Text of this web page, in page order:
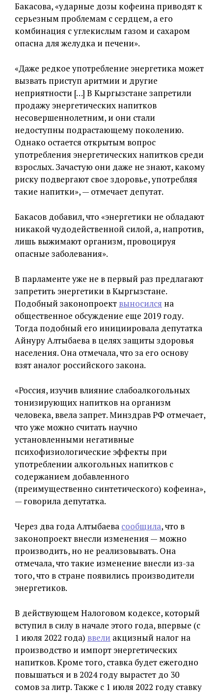
Бакасова, «ударные дозы кофеина приводят к
серьезным проблемам с сердцем, а его
комбинация с углекислым газом и сахаром
опасна для желудка и печени».
«Даже редкое употребление энергетика может
вызвать приступ аритмии и другие
неприятности […] В Кыргызстане запретили
продажу энергетических напитков
несовершеннолетним, и они стали
недоступны подрастающему поколению.
Однако остается открытым вопрос
употребления энергетических напитков среди
взрослых. Зачастую они даже не знают, какому
риску подвергают свое здоровье, употребляя
такие напитки», — отмечает депутат.
Бакасов добавил, что «энергетики не обладают
никакой чудодейственной силой, а, напротив,
лишь выжимают организм, провоцируя
опасные заболевания».
В парламенте уже не в первый раз предлагают
запретить энергетики в Кыргызстане.
Подобный законопроект выносился на
общественное обсуждение еще 2019 году.
Тогда подобный его инициировала депутатка
Айнуру Алтыбаева в целях защиты здоровья
населения. Она отмечала, что за его основу
взят аналог российского закона.
«Россия, изучив влияние слабоалкогольных
тонизирующих напитков на организм
человека, ввела запрет. Минздрав РФ отмечает,
что уже можно считать научно
установленными негативные
психофизиологические эффекты при
употреблении алкогольных напитков с
содержанием добавленного
(преимущественно синтетического) кофеина»,
— говорила депутатка.
Через два года Алтыбаева сообщила, что в
законопроект внесли изменения — можно
производить, но не реализовывать. Она
отмечала, что такие изменение внесли из-за
того, что в стране появились производители
энергетиков.
В действующем Налоговом кодексе, который
вступил в силу в начале этого года, впервые (с
1 июля 2022 года) ввели акцизный налог на
производство и импорт энергетических
напитков. Кроме того, ставка будет ежегодно
повышаться и в 2024 году вырастет до 30
сомов за литр. Также с 1 июля 2022 году ставку